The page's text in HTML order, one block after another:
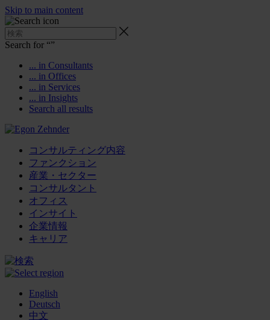
Skip to main content
Search for “”
... in Consultants
... in Offices
... in Services
... in Insights
Search all results
コンサルティング内容
ファンクション
産業・セクター
コンサルタント
オフィス
インサイト
企業情報
キャリア
English
Deutsch
中文